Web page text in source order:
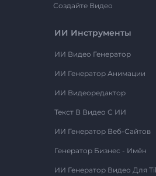
Создайте Видео
ИИ Инструменты
ИИ Видео Генератор
ИИ Генератор Анимации
ИИ Видеоредактор
Текст В Видео С ИИ
ИИ Генератор Веб-Сайтов
Генератор Бизнес - Имён
ИИ Генератор Видео Для